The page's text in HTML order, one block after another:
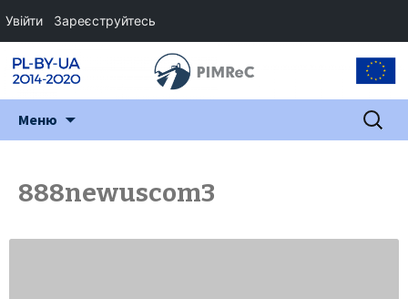
Меню Пошук:
888newuscom3
Увійти Зареєструйтесь